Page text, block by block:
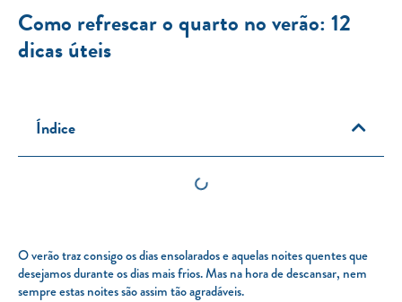
Como refrescar o quarto no verão: 12
dicas úteis
Índice
O verão traz consigo os dias ensolarados e aquelas noites quentes que
desejamos durante os dias mais frios. Mas na hora de descansar, nem
sempre estas noites são assim tão agradáveis.